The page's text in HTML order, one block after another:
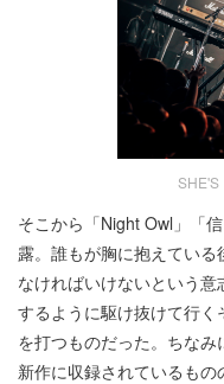
そこから「Night Owl」「
露。誰もが胸に抱えてい
なければいけないという
するように駆け抜けて行
を打つものだった。ちな
新作に収録されているも